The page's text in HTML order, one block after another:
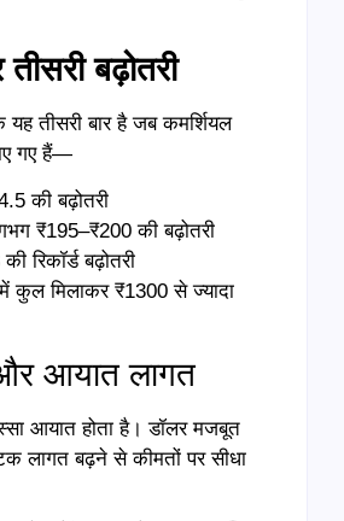
बढ़ोतरी
तीसरी बार है जब कमर्शियल
गए हैं—
की बढ़ोतरी
₹195–₹200 की बढ़ोतरी
रिकॉर्ड बढ़ोतरी
में कुल मिलाकर ₹1300 से ज्यादा
आयात लागत
आयात होता है। डॉलर मजबूत
लागत बढ़ने से कीमतों पर सीधा